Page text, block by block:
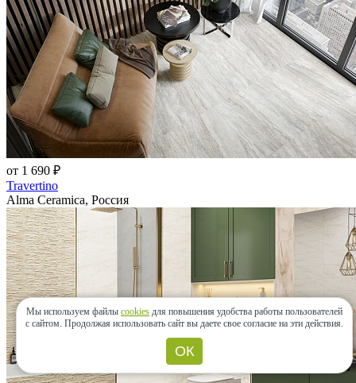
от 1 690 ₽
Travertino
Alma Ceramica, Россия
Мы используем файлы cookies для повышения удобства работы пользователей
с сайтом. Продолжая использовать сайт вы даете свое согласие на эти действия.
ОК